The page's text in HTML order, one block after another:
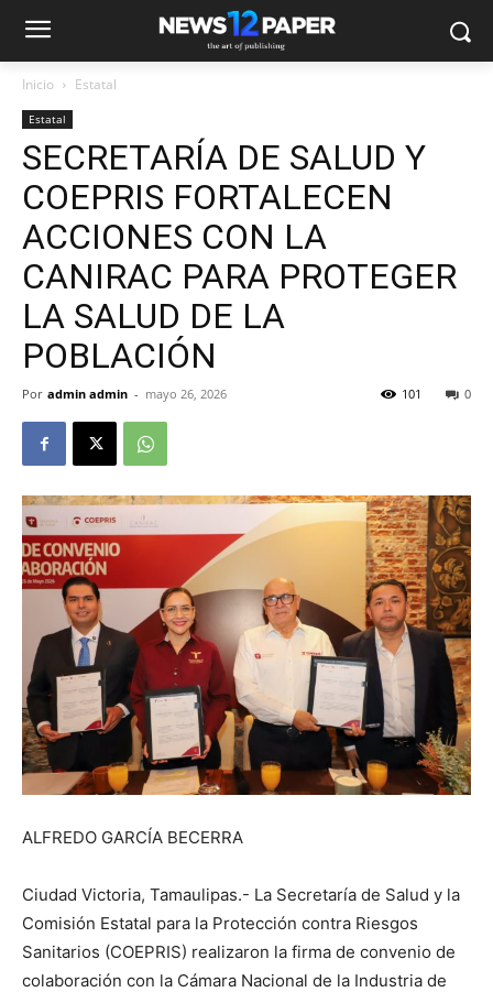
Inicio Estatal
Estatal
SECRETARÍA DE SALUD Y
COEPRIS FORTALECEN
ACCIONES CON LA
CANIRAC PARA PROTEGER
LA SALUD DE LA
POBLACIÓN
Por admin admin - mayo 26, 2026 0
101
ALFREDO GARCÍA BECERRA
Ciudad Victoria, Tamaulipas.- La Secretaría de Salud y la
Comisión Estatal para la Protección contra Riesgos
Sanitarios (COEPRIS) realizaron la firma de convenio de
colaboración con la Cámara Nacional de la Industria de